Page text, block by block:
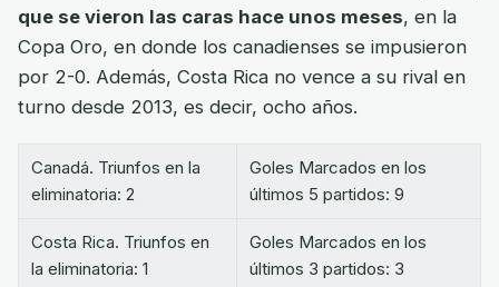
que se vieron las caras hace unos meses, en la
Copa Oro, en donde los canadienses se impusieron
por 2-0. Además, Costa Rica no vence a su rival en
turno desde 2013, es decir, ocho años.
Canadá. Triunfos en la
eliminatoria: 2
Goles Marcados en los
últimos 5 partidos: 9
Costa Rica. Triunfos en
la eliminatoria: 1
Goles Marcados en los
últimos 3 partidos: 3